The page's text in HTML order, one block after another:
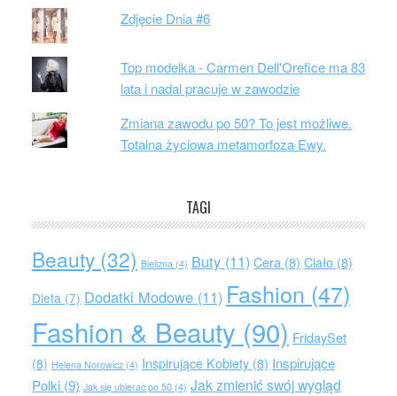
Zdjęcie Dnia #6
Top modelka - Carmen Dell'Orefice ma 83
lata i nadal pracuje w zawodzie
Zmiana zawodu po 50? To jest możliwe.
Totalna życiowa metamorfoza Ewy.
TAGI
Beauty(32) Bielizna(4) Buty(11) Cera(8) Ciało(8)
Dieta(7) Dodatki Modowe(11) Fashion (47)
Fashion & Beauty (90) FridaySet
(8) Helena Norowicz(4) Inspirujące Kobiety(8) Inspirujące
Polki(9) Jak się ubierać po 50(4) Jak zmienić swój wygląd